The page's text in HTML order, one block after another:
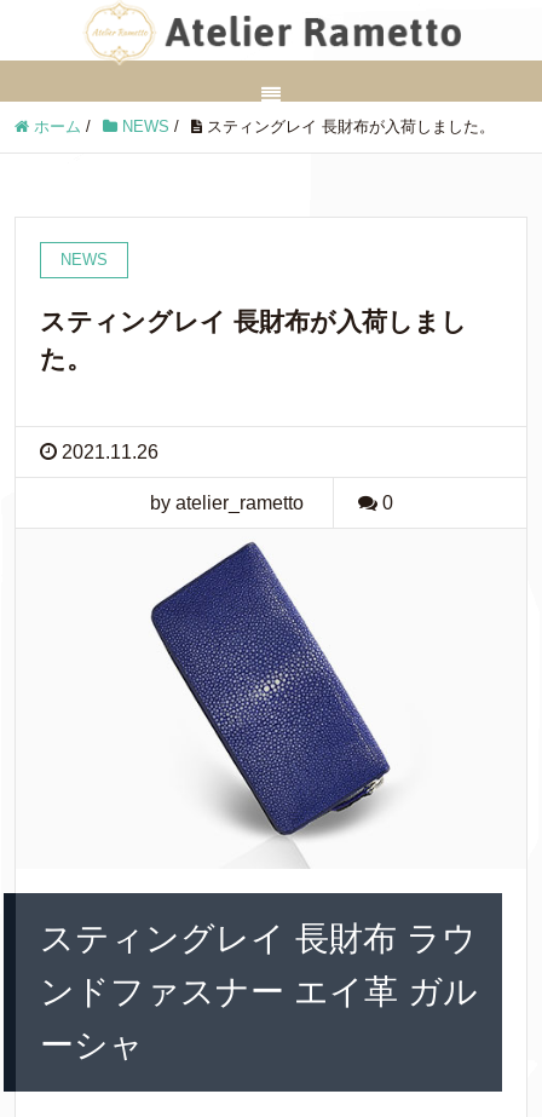
ホーム / NEWS / スティングレイ 長財布が入荷しました。
NEWS
スティングレイ 長財布が入荷しまし
た。
2021.11.26
by atelier_rametto 0
スティングレイ 長財布 ラウ
ンドファスナー エイ革 ガル
ーシャ